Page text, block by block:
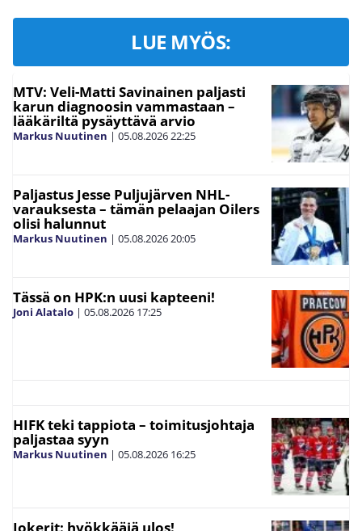
LUE MYÖS:
MTV: Veli-Matti Savinainen paljasti
karun diagnoosin vammastaan –
lääkäriltä pysäyttävä arvio
Markus Nuutinen | 05.08.202622:25
Paljastus Jesse Puljujärven NHL-
varauksesta – tämän pelaajan Oilers
olisi halunnut
Markus Nuutinen | 05.08.202620:05
Tässä on HPK:n uusi kapteeni!
Joni Alatalo | 05.08.2026 17:25
HIFK teki tappiota – toimitusjohtaja
paljastaa syyn
Markus Nuutinen | 05.08.2026 16:25